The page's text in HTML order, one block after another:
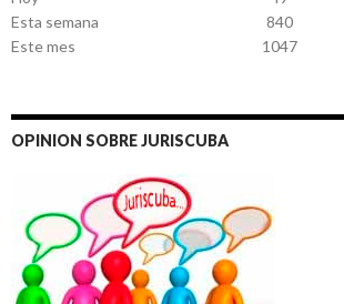
Esta semana
840
Este mes
1047
OPINION SOBRE JURISCUBA